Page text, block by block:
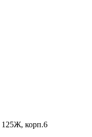
125Ж, корп.6